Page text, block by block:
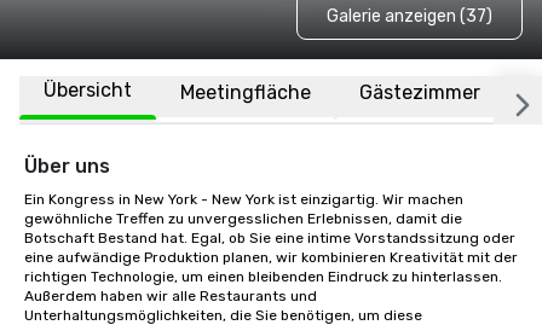
Galerie anzeigen (37)
Übersicht Meetingfläche Gästezimmer
Über uns
Ein Kongress in New York - New York ist einzigartig. Wir machen
gewöhnliche Treffen zu unvergesslichen Erlebnissen, damit die
Botschaft Bestand hat. Egal, ob Sie eine intime Vorstandssitzung oder
eine aufwändige Produktion planen, wir kombinieren Kreativität mit der
richtigen Technologie, um einen bleibenden Eindruck zu hinterlassen.
Außerdem haben wir alle Restaurants und
Unterhaltungsmöglichkeiten, die Sie benötigen, um diese